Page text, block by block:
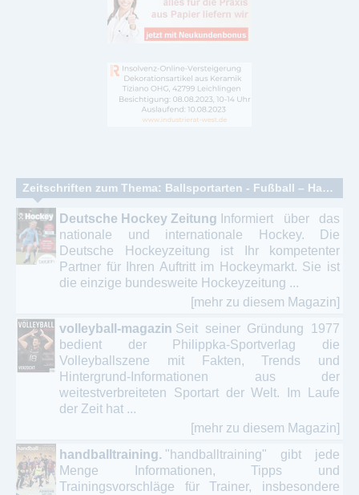
Zeitschriften zum Thema: Ballsportarten - Fußball – Handball – Basketball
Deutsche Hockey Zeitung Informiert über das
nationale und internationale Hockey. Die
Deutsche Hockeyzeitung ist Ihr kompetenter
Partner für Ihren Auftritt im Hockeymarkt. Sie ist
die einzige bundesweite Hockeyzeitung ...
[mehr zu diesem Magazin]
volleyball-magazin Seit seiner Gründung 1977
bedient der Philippka-Sportverlag die
Volleyballszene mit Fakten, Trends und
Hintergrund-Informationen aus der
weitestverbreiteten Sportart der Welt. Im Laufe
der Zeit hat ...
[mehr zu diesem Magazin]
handballtraining. "handballtraining" gibt jede
Menge Informationen, Tipps und
Trainingsvorschläge für Trainer, insbesondere